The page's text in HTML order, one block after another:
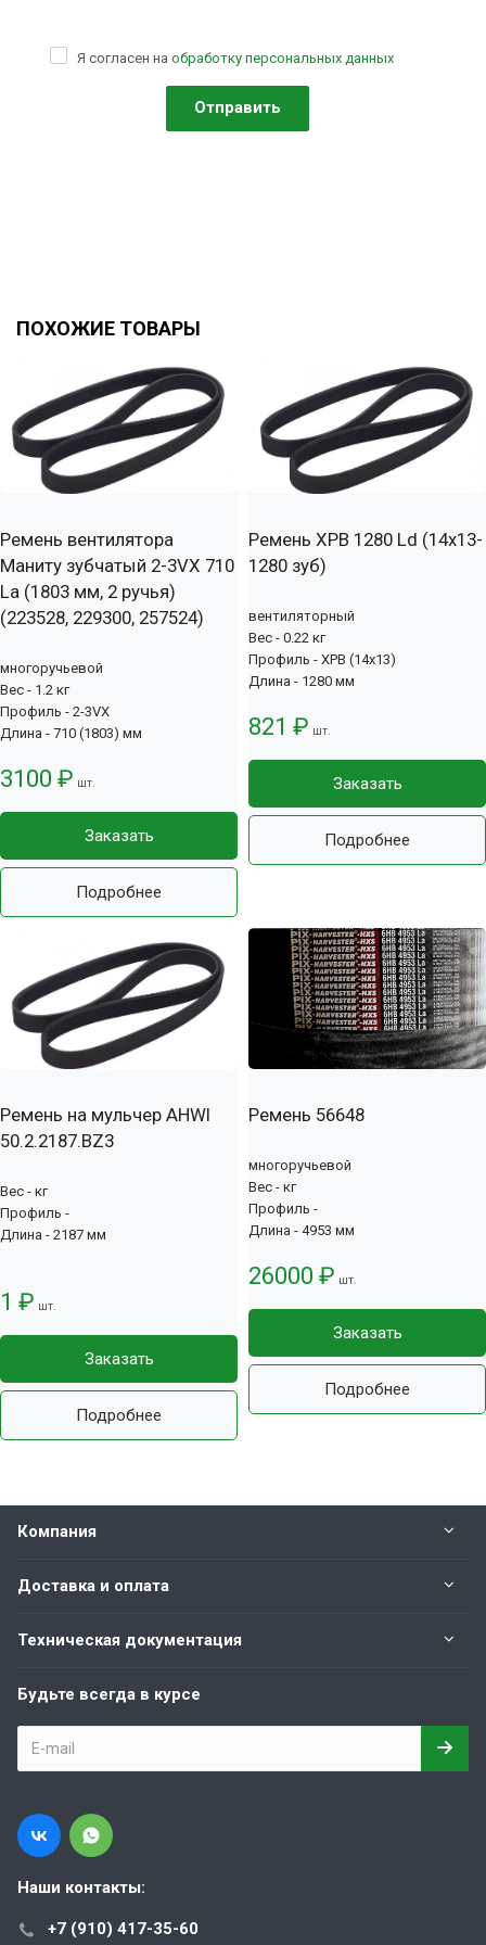
Я согласен на обработку персональных данных
ПОХОЖИЕ ТОВАРЫ
Ремень вентилятора
Маниту зубчатый 2-3VX 710
La (1803 мм, 2 ручья)
(223528, 229300, 257524)
многоручьевой
Вес - 1.2 кг
Профиль - 2-3VX
Длина - 710 (1803) мм
3100 ₽ шт.
Заказать
Подробнее
Ремень XPB 1280 Ld (14х13-
1280 зуб)
вентиляторный
Вес - 0.22 кг
Профиль - XPB (14x13)
Длина - 1280 мм
821 ₽ шт.
Заказать
Подробнее
Ремень на мульчер AHWI
50.2.2187.BZ3
Вес - кг
Профиль -
Длина - 2187 мм
1 ₽ шт.
Заказать
Подробнее
Ремень 56648
многоручьевой
Вес - кг
Профиль -
Длина - 4953 мм
26000 ₽ шт.
Заказать
Подробнее
Компания
Доставка и оплата
Техническая документация
Будьте всегда в курсе
Наши контакты:
+7 (910) 417-35-60